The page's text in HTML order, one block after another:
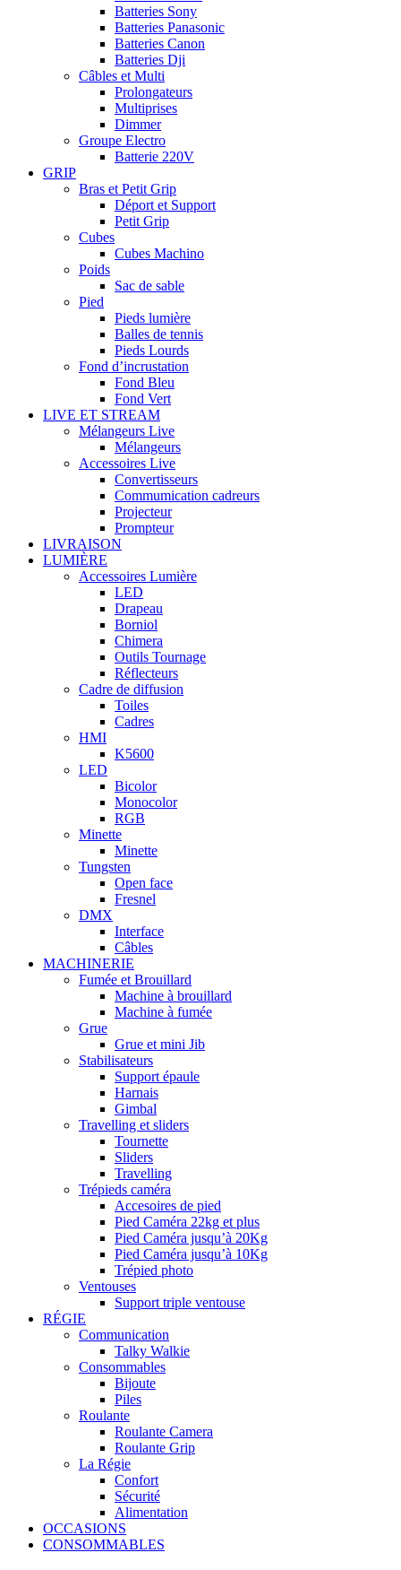
Batteries Sony
Batteries Panasonic
Batteries Canon
Batteries Dji
Câbles et Multi
Prolongateurs
Multiprises
Dimmer
Groupe Electro
Batterie 220V
GRIP
Bras et Petit Grip
Déport et Support
Petit Grip
Cubes
Cubes Machino
Poids
Sac de sable
Pied
Pieds lumière
Balles de tennis
Pieds Lourds
Fond d’incrustation
Fond Bleu
Fond Vert
LIVE ET STREAM
Mélangeurs Live
Mélangeurs
Accessoires Live
Convertisseurs
Commumication cadreurs
Projecteur
Prompteur
LIVRAISON
LUMIÈRE
Accessoires Lumière
LED
Drapeau
Borniol
Chimera
Outils Tournage
Réflecteurs
Cadre de diffusion
Toiles
Cadres
HMI
K5600
LED
Bicolor
Monocolor
RGB
Minette
Minette
Tungsten
Open face
Fresnel
DMX
Interface
Câbles
MACHINERIE
Fumée et Brouillard
Machine à brouillard
Machine à fumée
Grue
Grue et mini Jib
Stabilisateurs
Support épaule
Harnais
Gimbal
Travelling et sliders
Tournette
Sliders
Travelling
Trépieds caméra
Accesoires de pied
Pied Caméra 22kg et plus
Pied Caméra jusqu’à 20Kg
Pied Caméra jusqu’à 10Kg
Trépied photo
Ventouses
Support triple ventouse
RÉGIE
Communication
Talky Walkie
Consommables
Bijoute
Piles
Roulante
Roulante Camera
Roulante Grip
La Régie
Confort
Sécurité
Alimentation
OCCASIONS
CONSOMMABLES